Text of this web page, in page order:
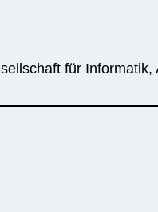
für Informatik,